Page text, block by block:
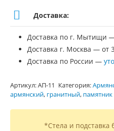
Доставка:
Доставка по г. Мытищи
Доставка г. Москва — от
Доставка по России —
Артикул:АП-11 Категория:
армянский, гранитный,
*Стела и подставка